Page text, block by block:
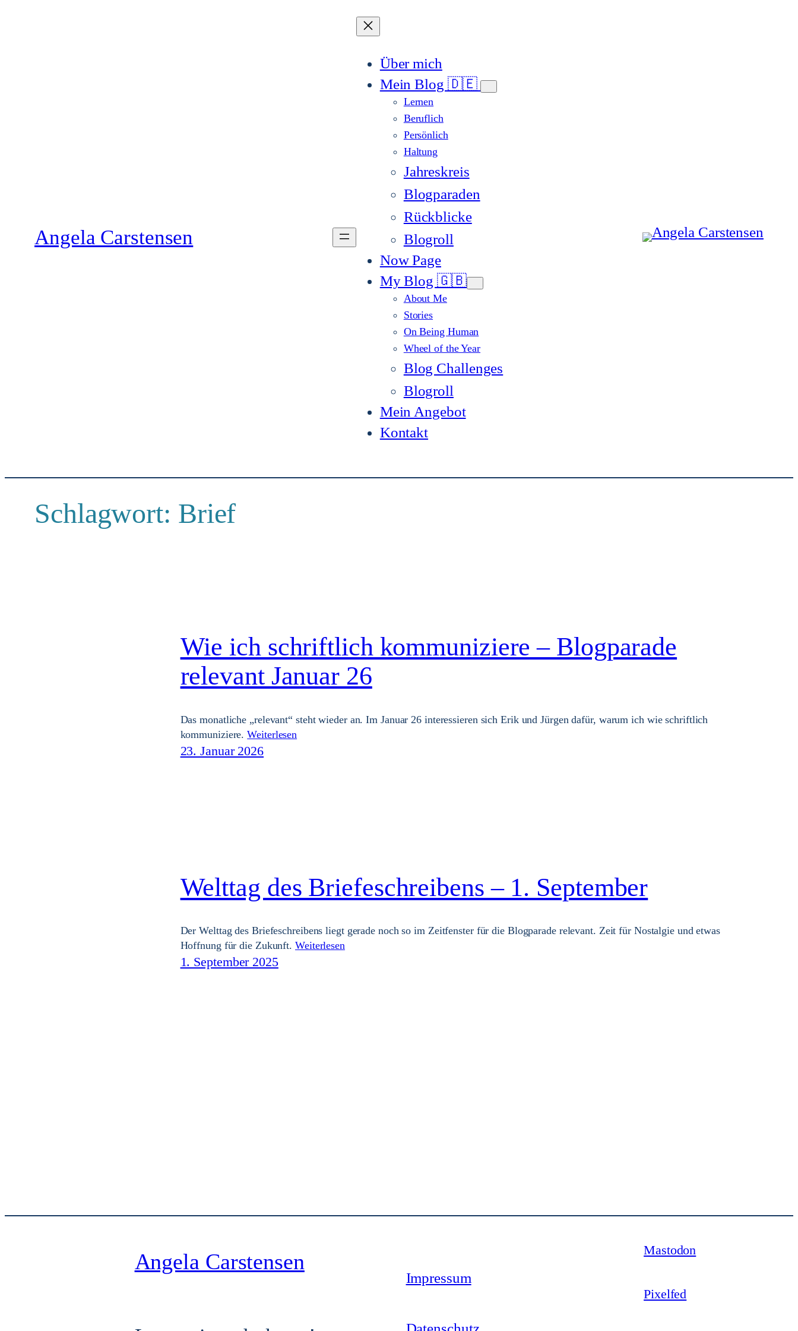
Angela Carstensen
Über mich
Mein Blog 🇩🇪
Lernen
Beruflich
Persönlich
Haltung
Jahreskreis
Blogparaden
Rückblicke
Blogroll
Now Page
My Blog 🇬🇧
About Me
Stories
On Being Human
Wheel of the Year
Blog Challenges
Blogroll
Mein Angebot
Kontakt
Schlagwort: Brief
Wie ich schriftlich kommuniziere – Blogparade
relevant Januar 26
Das monatliche „relevant“ steht wieder an. Im Januar 26 interessieren sich Erik und Jürgen dafür, warum ich wie schriftlich
kommuniziere.Weiterlesen
23. Januar 2026
Welttag des Briefeschreibens – 1. September
Der Welttag des Briefeschreibens liegt gerade noch so im Zeitfenster für die Blogparade relevant. Zeit für Nostalgie und etwas
Hoffnung für die Zukunft. Weiterlesen
1. September 2025
Angela Carstensen
Impressum
Mastodon
Pixelfed